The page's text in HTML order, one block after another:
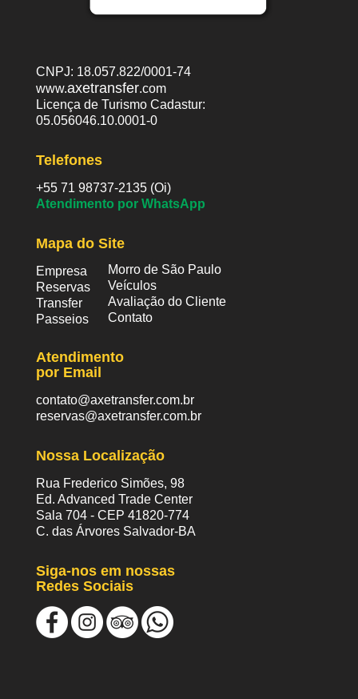
CNPJ: 18.057.822/0001-74
www.axetransfer.com
Licença de Turismo Cadastur:
05.056046.10.0001-0
Telefones
+55 71 98737-2135 (Oi)
Atendimento por WhatsApp
Mapa do Site
Empresa
Reservas
Transfer
Passeios
Morro de São Paulo
Veículos
Avaliação do Cliente
Contato
Atendimento
por Email
contato@axetransfer.com.br
reservas@axetransfer.com.br
Nossa Localização
Rua Frederico Simões, 98
Ed. Advanced Trade Center
Sala 704 - CEP 41820-774
C. das Árvores Salvador-BA
Siga-nos em nossas
Redes Sociais